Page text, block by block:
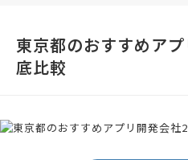
東京都のおすすめア
底比較